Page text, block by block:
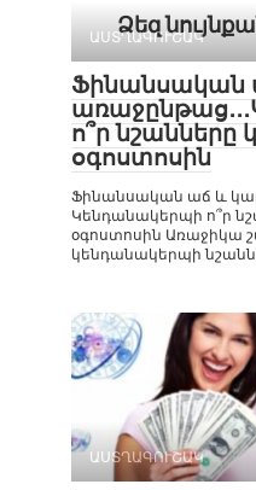
Ձեզ
ԱՍՏՂԱԳՈՒՇԱԿ
Ֆինանսական
ո՞ր նշանները
օգոստոսին
Ֆինանսական աճ և
Կենդանակերպի ո՞ր
օգոստոսին Առաջիկա
կենդանակերպի
ԱՍՏՂԱԳՈՒՇԱԿ